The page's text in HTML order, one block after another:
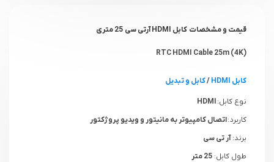
قیمت و مشخصات کابل HDMI آرتی سی 25 متری
(4K) RTC HDMI Cable 25m
کابل HDMI /کابل و تبدیل
نوع کابل:HDMI
کاربرد :اتصال کامپیوتر به مانیتور و ویدیو پروژکتور
برند:آر تی سی
طول کابل: 25 متر